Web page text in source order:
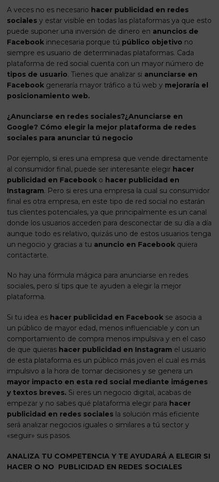
A veces no es necesario hacer publicidad en redes
sociales y estar visible en todas las plataformas ya que esto
puede suponer una inversión de dinero en anuncios de
Facebook innecesaria porque tú público objetivo no
siempre es usuario de determinadas plataformas. Cada
plataforma de red social cuenta con un mayor número de
tipos de usuario. Tienes que analizar si anunciarse en
Facebook generaría mayor tráfico a tú web y mejoraría el
posicionamiento web.
¿Anunciarse en redes sociales?¿Anunciarse en
Google? Cómo elegir la mejor plataforma de redes
sociales para anunciar tú negocio
Por ejemplo, si eres una empresa que vende directamente
al consumidor final, puede ser interesante elegir hacer
publicidad en Facebook o hacer publicidad en
Instagram. Pero si eres una empresa la cual su consumidor
final es otra empresa, en este tipo de red social no estarán
tus clientes potenciales, ya que principalmente es un canal
donde los usuarios acceden para desconectar de su día a día
aunque todo es relativo, quizás uno de estos usuarios tenga
un negocio y gracias a tu anuncio en Facebook quiera
contactarte.
No hay una fórmula mágica para anunciarse en redes
sociales, pero sí tips que te ayuden a elegir la mejor
plataforma.
Si tu idea es hacer publicidad en Facebook se asocia a
un público de mayor edad, menos influenciable y con un
comportamiento de compra menos impulsiva y en el caso
de que quieras hacer publicidad en Instagram el usuario
de esta plataforma es un público más joven el cual es más
impulsivo a la hora de tomar decisiones y se genera un
mayor impacto en esta red social mediante imágenes
y textos breves. Si eres un negocio digital, acabas de
empezar y no sabes qué plataforma elegir para hacer
publicidad en redes sociales la solución más eficiente
será analizar negocios iguales o similares a tú sector y
«seguir» sus pasos.
ANALIZA TU COMPETENCIA Y TE AYUDARÁ A ELEGIR SI
HACER O NO PUBLICIDAD EN REDES SOCIALES